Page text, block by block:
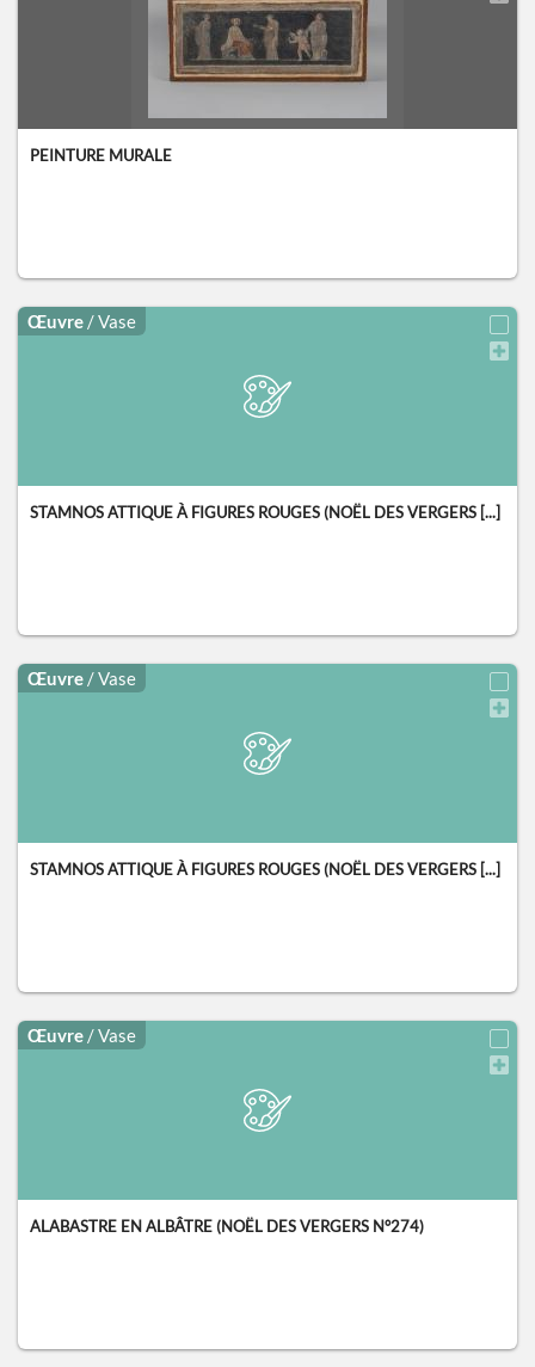
PEINTURE MURALE
Œuvre / Vase
STAMNOS ATTIQUE À FIGURES ROUGES (NOËL DES VERGERS [...]
Œuvre / Vase
STAMNOS ATTIQUE À FIGURES ROUGES (NOËL DES VERGERS [...]
Œuvre / Vase
ALABASTRE EN ALBÂTRE (NOËL DES VERGERS N°274)